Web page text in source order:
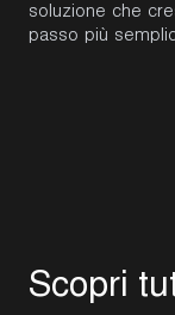
soluzione che
passo più
Scopri tu